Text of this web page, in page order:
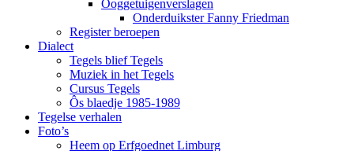
Ooggetuigenverslagen
Onderduikster Fanny Friedman
Register beroepen
Dialect
Tegels blief Tegels
Muziek in het Tegels
Cursus Tegels
Ôs blaedje 1985-1989
Tegelse verhalen
Foto’s
Heem op Erfgoednet Limburg